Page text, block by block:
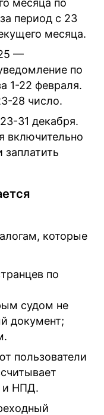
период с 23
месяца.
—
по
1-22 февраля.
28 число.
31 декабря.
включительно
которые
по
судом не
документ;
пользователи
и НПД.